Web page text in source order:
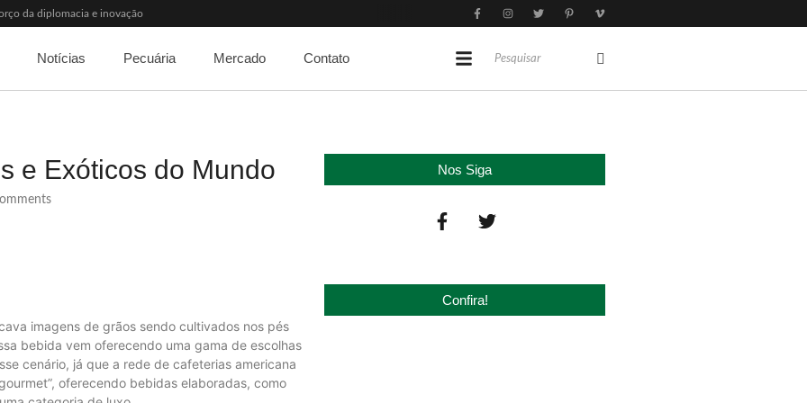
da diplomacia e inovação
um ano no país
Medicina Veterinária e R$ 215 milhões em investimentos
Notícias Pecuária Mercado Contato
e Exóticos do Mundo
imagens de grãos sendo cultivados nos pés
bebida vem oferecendo uma gama de escolhas
cenário, já que a rede de cafeterias americana
oferecendo bebidas elaboradas, como
Nos Siga
Confira!